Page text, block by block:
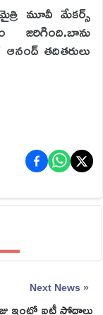
మూవీ మేకర్స్
జరిగింది.బాను
తదితరులు
Next News »
ఇంట్లో ఐటీ సోదాలు